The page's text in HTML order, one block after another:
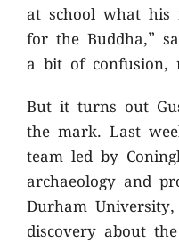
at school what his
for the Buddha,”
a bit of confusion,
But it turns out
the mark. Last
team led by
archaeology and
Durham
discovery about